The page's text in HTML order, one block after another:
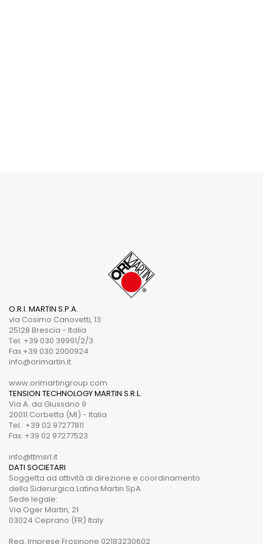
O.R.I. MARTIN S.P.A.
via Cosimo Canovetti, 13
25128 Brescia - Italia
Tel. +39 030 39991/2/3
Fax +39 030 2000924
info@orimartin.it
www.orimartingroup.com
TENSION TECHNOLOGY MARTIN S.R.L.
Via A. da Giussano 9
20011 Corbetta (MI) - Italia
Tel.: +39 02 97277811
Fax: +39 02 97277523
info@ttmsrl.it
DATI SOCIETARI
Soggetta ad attività di direzione e coordinamento
della Siderurgica Latina Martin SpA
Sede legale:
Via Oger Martin, 21
03024 Ceprano (FR) Italy
Reg. Imprese Frosinone 02183230602